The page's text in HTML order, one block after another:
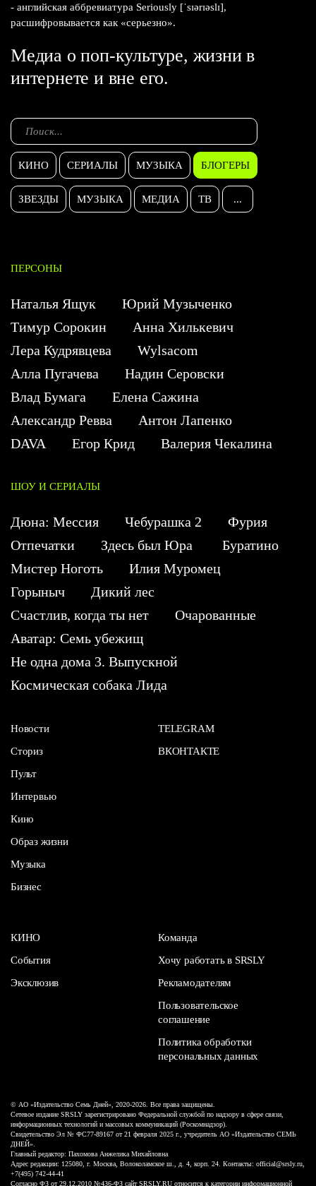
- английская аббревиатура Seriously [ˈsɪərɪəslɪ],
расшифровывается как «серьезно».
Медиа о поп-культуре, жизни в
интернете и вне его.
КИНО СЕРИАЛЫ МУЗЫКА БЛОГЕРЫ
ЗВЕЗДЫ МУЗЫКА МЕДИА ТВ ...
ПЕРСОНЫ
Наталья Ящук
Юрий Музыченко
Тимур Сорокин
Анна Хилькевич
Лера Кудрявцева
Wylsacom
Алла Пугачева
Надин Серовски
Влад Бумага
Елена Сажина
Александр Ревва
Антон Лапенко
DAVA
Егор Крид Валерия Чекалина
ШОУ И СЕРИАЛЫ
Дюна: Мессия Чебурашка 2
Фурия
Отпечатки
Здесь был Юра
Буратино
Мистер Ноготь
Илия Муромец
Горыныч
Дикий лес
Счастлив, когда ты нет
Очарованные
Аватар: Семь убежищ
Не одна дома 3. Выпускной
Космическая собака Лида
Новости
Сториз
Пульт
Интервью
Кино
Образ жизни
Музыка
Бизнес
TELEGRAM
ВКОНТАКТЕ
КИНО
События
Эксклюзив
Команда
Хочу работать в SRSLY
Рекламодателям
Пользовательское
соглашение
Политика обработки
персональных данных
© АО «Издательство Семь Дней», 2020-2026. Все права защищены.
Сетевое издание SRSLY зарегистрировано Федеральной службой по надзору в сфере связи,
информационных технологий и массовых коммуникаций (Роскомнадзор).
Свидетельство Эл № ФС77-89167 от 21 февраля 2025 г., учредитель АО «Издательство СЕМЬ
ДНЕЙ».
Главный редактор: Пахомова Анжелика Михайловна
Адрес редакции: 125080, г. Москва, Волоколамское ш., д. 4, корп. 24. Контакты: official@srsly.ru,
+7(495) 742-44-41
Согласно ФЗ от 29.12.2010 №436-ФЗ сайт SRSLY.RU относится к категории информационной